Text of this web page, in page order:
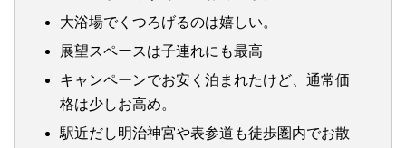
大浴場でくつろげるのは嬉しい。
展望スペースは子連れにも最高
キャンペーンでお安く泊まれたけど、通常価
格は少しお高め。
駅近だし明治神宮や表参道も徒歩圏内でお散